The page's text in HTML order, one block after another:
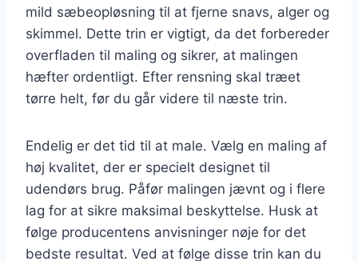
mild sæbeopløsning til at fjerne snavs, alger og
skimmel. Dette trin er vigtigt, da det forbereder
overfladen til maling og sikrer, at malingen
hæfter ordentligt. Efter rensning skal træet
tørre helt, før du går videre til næste trin.
Endelig er det tid til at male. Vælg en maling af
høj kvalitet, der er specielt designet til
udendørs brug. Påfør malingen jævnt og i flere
lag for at sikre maksimal beskyttelse. Husk at
følge producentens anvisninger nøje for det
bedste resultat. Ved at følge disse trin kan du